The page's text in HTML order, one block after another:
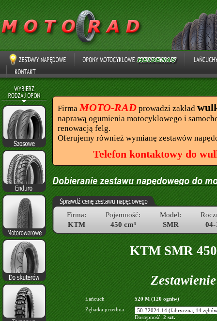
FirmaMOTO-RAD prowadzi zakład
naprawą ogumienia motocyklowego i
renowacją felg.
Oferujemy również wymianę zestawów
Telefon kontaktowy do
Firma:
KTM
Pojemność:
450 cm³
Model:
SMR
04-
KTM SMR
Łańcuch
520 M (120 ogniw)
Zębatka przednia
Dostępność: 2 szt.